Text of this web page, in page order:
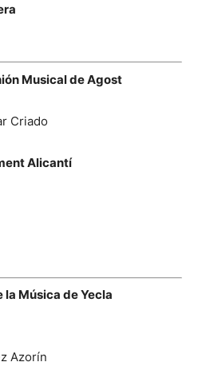
Musical de Agost
Criado
Alicantí
Música de Yecla
Azorín